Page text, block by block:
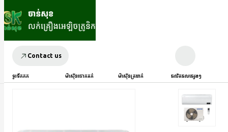
Contact us
ទូរទឹកកក ម៉ាស៊ីនបោកគក់ ម៉ាស៊ីនត្រជាក់ ផលិតផលផ្សេងៗ